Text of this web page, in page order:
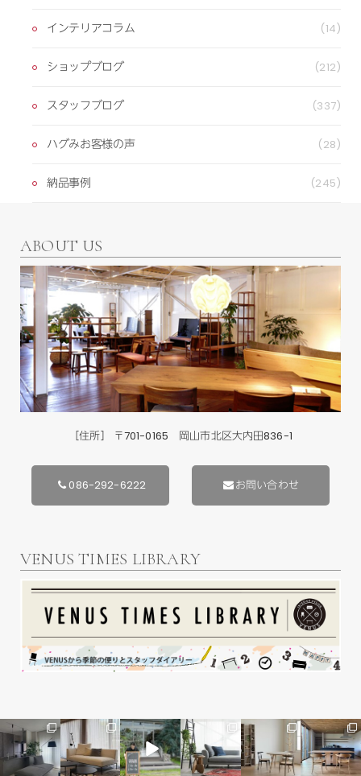
インテリアコラム (14)
ショップブログ (212)
スタッフブログ (337)
ハグみお客様の声 (28)
納品事例 (245)
ABOUT US
［住所］ 〒701-0165 岡山市北区大内田836-1
086-292-6222 お問い合わせ
VENUS TIMES LIBRARY